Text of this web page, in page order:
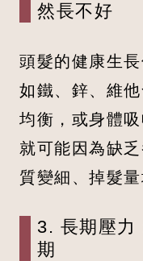
然長不好
頭髮的健康生
如鐵、鋅、維
均衡，或身體
就可能因為缺
質變細、掉髮量
3. 長期壓力
期